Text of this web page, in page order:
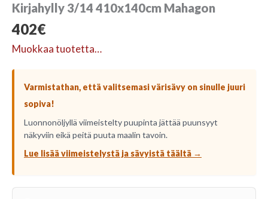
Kirjahylly 3/14 410x140cm Mahagon
402€
Muokkaa tuotetta…
Varmistathan, että valitsemasi värisävy on sinulle juuri
sopiva!
Luonnonöljyllä viimeistelty puupinta jättää puunsyyt
näkyviin eikä peitä puuta maalin tavoin.
Lue lisää viimeistelystä ja sävyistä täältä →